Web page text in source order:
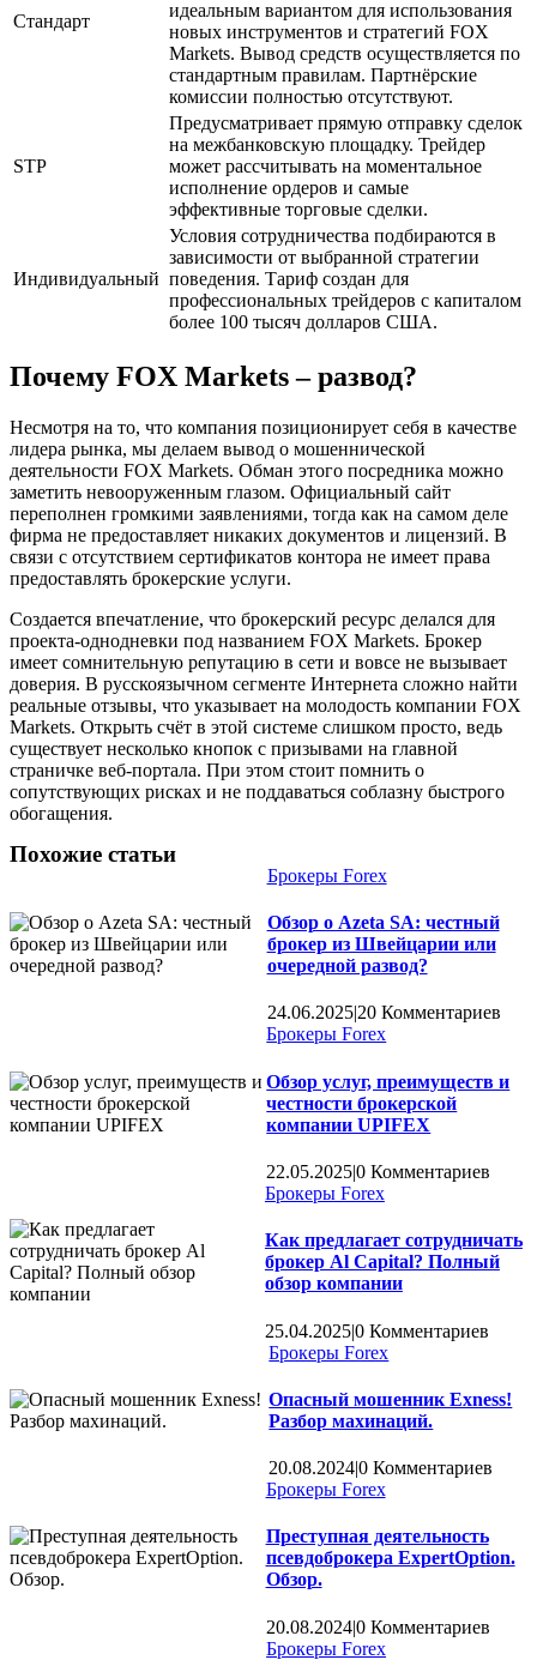
Стандарт
идеальным вариантом для использования
новых инструментов и стратегий FOX
Markets. Вывод средств осуществляется по
стандартным правилам. Партнёрские
комиссии полностью отсутствуют.
STP
Предусматривает прямую отправку сделок
на межбанковскую площадку. Трейдер
может рассчитывать на моментальное
исполнение ордеров и самые
эффективные торговые сделки.
Индивидуальный
Условия сотрудничества подбираются в
зависимости от выбранной стратегии
поведения. Тариф создан для
профессиональных трейдеров с капиталом
более 100 тысяч долларов США.
Почему FOX Markets – развод?
Несмотря на то, что компания позиционирует себя в качестве
лидера рынка, мы делаем вывод о мошеннической
деятельности FOX Markets. Обман этого посредника можно
заметить невооруженным глазом. Официальный сайт
переполнен громкими заявлениями, тогда как на самом деле
фирма не предоставляет никаких документов и лицензий. В
связи с отсутствием сертификатов контора не имеет права
предоставлять брокерские услуги.
Создается впечатление, что брокерский ресурс делался для
проекта-однодневки под названием FOX Markets. Брокер
имеет сомнительную репутацию в сети и вовсе не вызывает
доверия. В русскоязычном сегменте Интернета сложно найти
реальные отзывы, что указывает на молодость компании FOX
Markets. Открыть счёт в этой системе слишком просто, ведь
существует несколько кнопок с призывами на главной
страничке веб-портала. При этом стоит помнить о
сопутствующих рисках и не поддаваться соблазну быстрого
обогащения.
Похожие статьи
Брокеры Forex
Обзор о Azeta SA: честный
брокер из Швейцарии или
очередной развод?
24.06.2025|20 Комментариев
Брокеры Forex
Обзор услуг, преимуществ и
честности брокерской
компании UPIFEX
22.05.2025|0 Комментариев
Брокеры Forex
Как предлагает сотрудничать
брокер Al Capital? Полный
обзор компании
25.04.2025|0 Комментариев
Брокеры Forex
Опасный мошенник Exness!
Разбор махинаций.
20.08.2024|0 Комментариев
Брокеры Forex
Преступная деятельность
псевдоброкера ExpertOption.
Обзор.
20.08.2024|0 Комментариев
Брокеры Forex